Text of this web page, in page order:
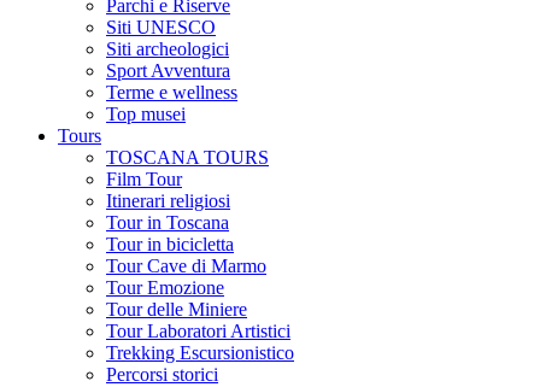
Parchi e Riserve
Siti UNESCO
Siti archeologici
Sport Avventura
Terme e wellness
Top musei
Tours
TOSCANA TOURS
Film Tour
Itinerari religiosi
Tour in Toscana
Tour in bicicletta
Tour Cave di Marmo
Tour Emozione
Tour delle Miniere
Tour Laboratori Artistici
Trekking Escursionistico
Percorsi storici